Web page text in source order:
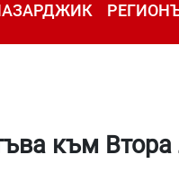
към